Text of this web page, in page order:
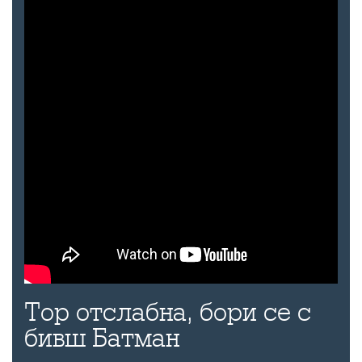
Тор отслабна, бори се с
бивш Батман